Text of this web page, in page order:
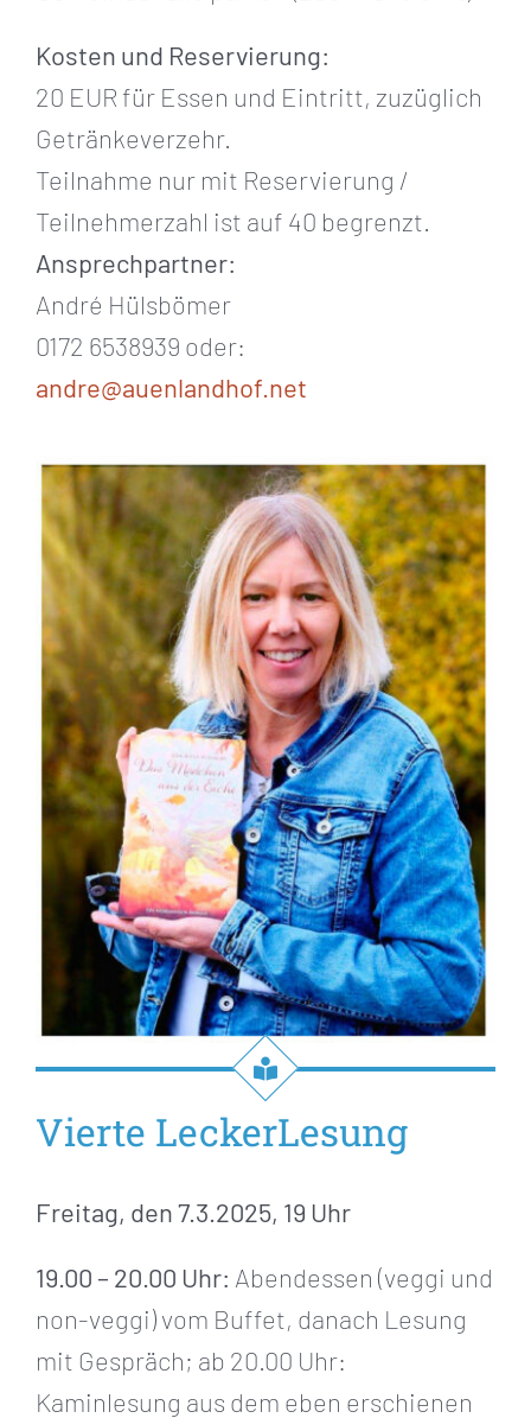
Kosten und Reservierung:
20 EUR für Essen und Eintritt, zuzüglich
Getränkeverzehr.
Teilnahme nur mit Reservierung /
Teilnehmerzahl ist auf 40 begrenzt.
Ansprechpartner:
André Hülsbömer
0172 6538939 oder:
andre@auenlandhof.net
Vierte LeckerLesung
Freitag, den 7.3.2025, 19 Uhr
19.00 – 20.00 Uhr: Abendessen (veggi und
non-veggi) vom Buffet, danach Lesung
mit Gespräch; ab 20.00 Uhr:
Kaminlesung aus dem eben erschienen